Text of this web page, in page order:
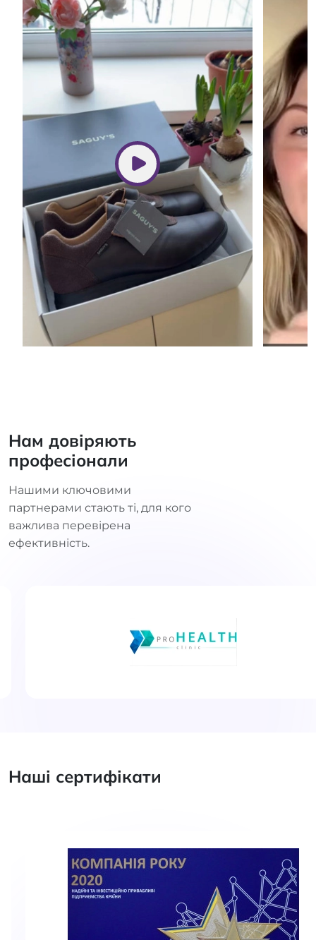
Нам довіряють
професіонали
Нашими ключовими
партнерами стають ті, для кого
важлива перевірена
ефективність.
Наші сертифікати